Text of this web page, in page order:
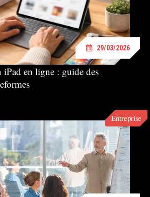
29/03/2026
iPad en ligne : guide des
Entreprise